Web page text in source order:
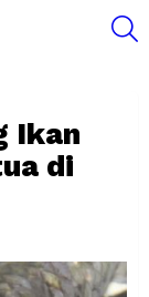
Ikan
di